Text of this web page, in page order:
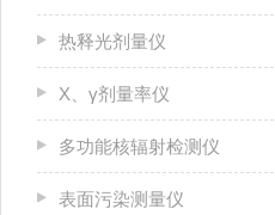
热释光剂量仪
X、γ剂量率仪
多功能核辐射检测仪
表面污染测量仪